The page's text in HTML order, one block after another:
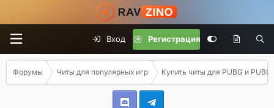
Вход Регистрация
Форумы Читы для популярных игр Купить читы для PUBG и